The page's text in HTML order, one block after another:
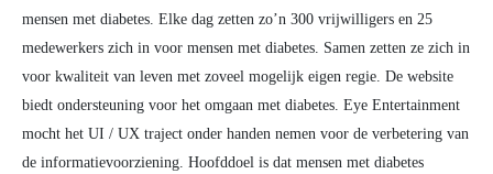
mensen met diabetes. Elke dag zetten zo’n 300 vrijwilligers en 25
medewerkers zich in voor mensen met diabetes. Samen zetten ze zich in
voor kwaliteit van leven met zoveel mogelijk eigen regie. De website
biedt ondersteuning voor het omgaan met diabetes. Eye Entertainment
mocht het UI / UX traject onder handen nemen voor de verbetering van
de informatievoorziening. Hoofddoel is dat mensen met diabetes